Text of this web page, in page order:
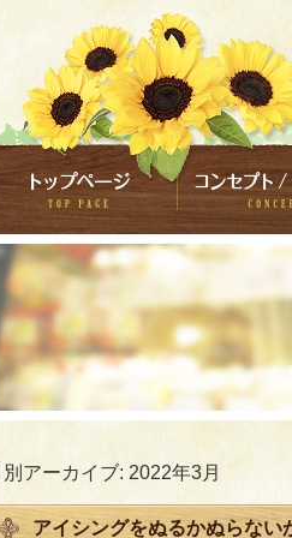
別アーカイブ: 2022年3月
アイシングをぬるかぬらない